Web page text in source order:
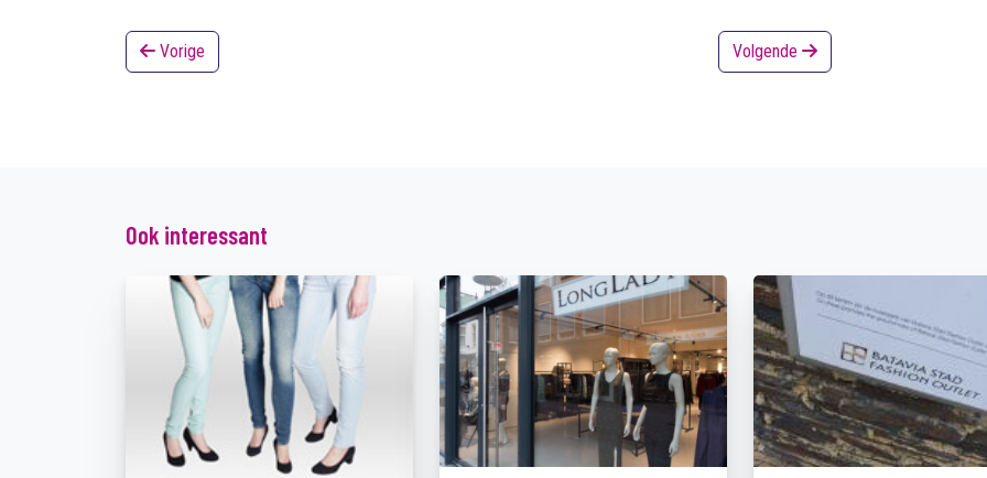
Vorige Volgende
Ook interessant